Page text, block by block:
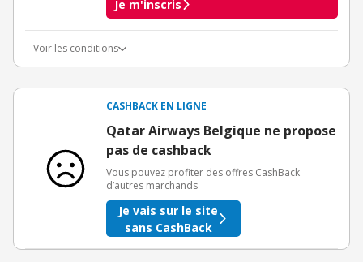
Je m'inscris
Voir les conditions
3€ de bienvenue crédités immédiatement + 1€ supplémentaire
Offre réservée à une toute première inscription chez eBuyClub.
CASHBACK EN LIGNE
Qatar Airways Belgique ne propose
pas de cashback
Vous pouvez profiter des offres CashBack
d’autres marchands
Je vais sur le site
sans CashBack